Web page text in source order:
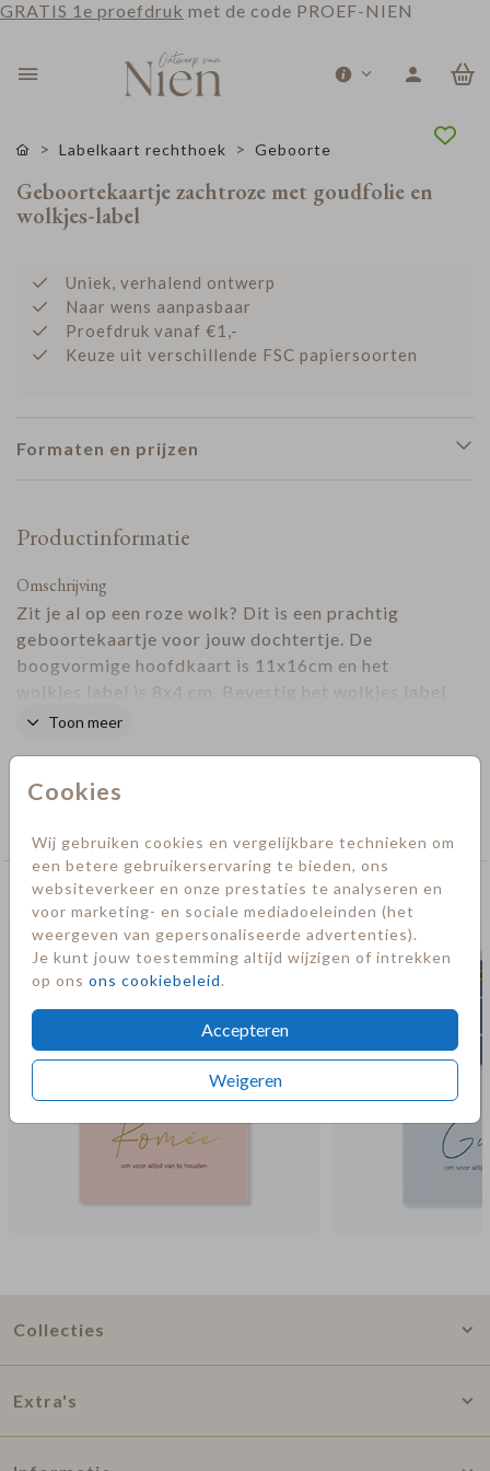
GRATIS 1e proefdruk met de code PROEF-NIEN
Cookies
Wij gebruiken cookies en vergelijkbare technieken om
een betere gebruikerservaring te bieden, ons
websiteverkeer en onze prestaties te analyseren en
voor marketing- en sociale mediadoeleinden (het
weergeven van gepersonaliseerde advertenties).
Je kunt jouw toestemming altijd wijzigen of intrekken
op ons ons cookiebeleid.
Accepteren
Weigeren
Labelkaart rechthoek Geboorte
Geboortekaartje zachtroze met goudfolie en
wolkjes-label
Uniek, verhalend ontwerp
Naar wens aanpasbaar
Proefdruk vanaf €1,-
Keuze uit verschillende FSC papiersoorten
Formaten en prijzen
Productinformatie
Omschrijving
Zit je al op een roze wolk? Dit is een prachtig
geboortekaartje voor jouw dochtertje. De
boogvormige hoofdkaart is 11x16cm en het
wolkjes label is 8x4 cm. Bevestig het wolkjes label
met een paperclip
Toon meer
Collectie
Deze kaarten vind je misschien ook leuk
Collecties
Extra's